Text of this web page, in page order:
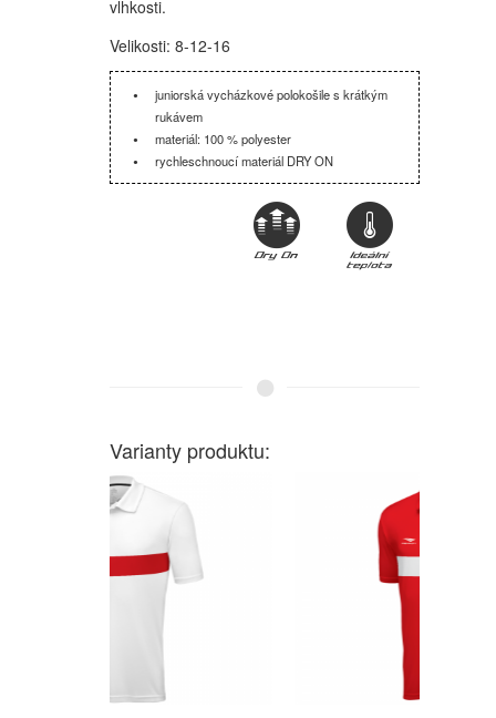
vlhkosti.
Velikosti: 8-12-16
juniorská vycházkové polokošile s krátkým
rukávem
materiál: 100 % polyester
rychleschnoucí materiál DRY ON
Varianty produktu: